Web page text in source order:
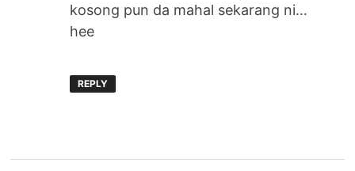
kosong pun da mahal sekarang ni…
hee
REPLY